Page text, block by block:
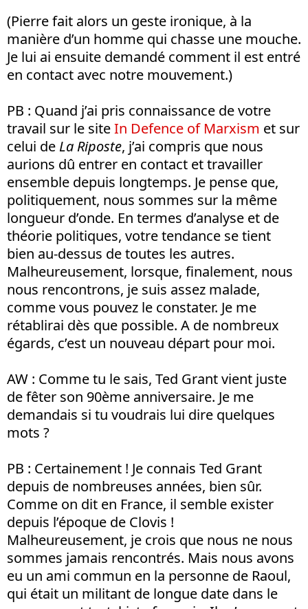
(Pierre fait alors un geste ironique, à la
manière d’un homme qui chasse une mouche.
Je lui ai ensuite demandé comment il est entré
en contact avec notre mouvement.)
PB : Quand j’ai pris connaissance de votre
travail sur le siteIn Defence of Marxism et sur
celui de La Riposte, j’ai compris que nous
aurions dû entrer en contact et travailler
ensemble depuis longtemps. Je pense que,
politiquement, nous sommes sur la même
longueur d’onde. En termes d’analyse et de
théorie politiques, votre tendance se tient
bien au-dessus de toutes les autres.
Malheureusement, lorsque, finalement, nous
nous rencontrons, je suis assez malade,
comme vous pouvez le constater. Je me
rétablirai dès que possible. A de nombreux
égards, c’est un nouveau départ pour moi.
AW : Comme tu le sais, Ted Grant vient juste
de fêter son 90ème anniversaire. Je me
demandais si tu voudrais lui dire quelques
mots ?
PB : Certainement ! Je connais Ted Grant
depuis de nombreuses années, bien sûr.
Comme on dit en France, il semble exister
depuis l’époque de Clovis !
Malheureusement, je crois que nous ne nous
sommes jamais rencontrés. Mais nous avons
eu un ami commun en la personne de Raoul,
qui était un militant de longue date dans le